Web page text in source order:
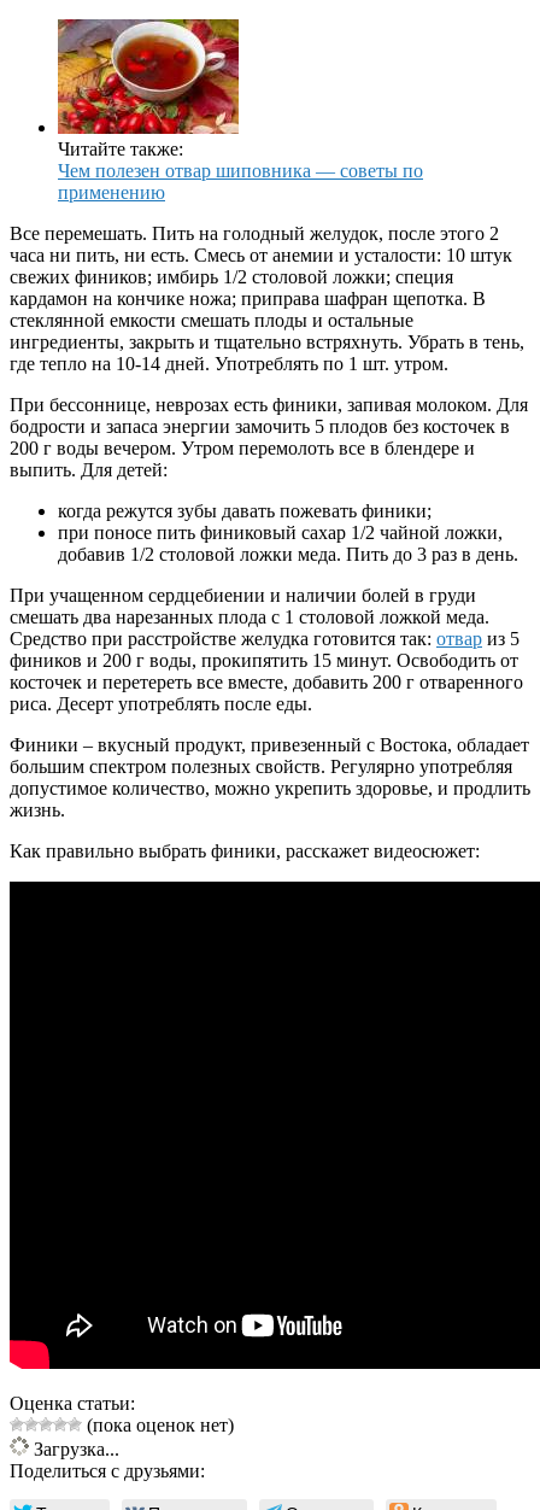
Читайте также:
Чем полезен отвар шиповника — советы по
применению
Все перемешать. Пить на голодный желудок, после этого 2
часа ни пить, ни есть. Смесь от анемии и усталости: 10 штук
свежих фиников; имбирь 1/2 столовой ложки; специя
кардамон на кончике ножа; приправа шафран щепотка. В
стеклянной емкости смешать плоды и остальные
ингредиенты, закрыть и тщательно встряхнуть. Убрать в тень,
где тепло на 10-14 дней. Употреблять по 1 шт. утром.
При бессоннице, неврозах есть финики, запивая молоком. Для
бодрости и запаса энергии замочить 5 плодов без косточек в
200 г воды вечером. Утром перемолоть все в блендере и
выпить. Для детей:
когда режутся зубы давать пожевать финики;
при поносе пить финиковый сахар 1/2 чайной ложки,
добавив 1/2 столовой ложки меда. Пить до 3 раз в день.
При учащенном сердцебиении и наличии болей в груди
смешать два нарезанных плода с 1 столовой ложкой меда.
Средство при расстройстве желудка готовится так: отвар из 5
фиников и 200 г воды, прокипятить 15 минут. Освободить от
косточек и перетереть все вместе, добавить 200 г отваренного
риса. Десерт употреблять после еды.
Финики – вкусный продукт, привезенный с Востока, обладает
большим спектром полезных свойств. Регулярно употребляя
допустимое количество, можно укрепить здоровье, и продлить
жизнь.
Как правильно выбрать финики, расскажет видеосюжет:
Оценка статьи:
(пока оценок нет)
Загрузка...
Поделиться с друзьями: